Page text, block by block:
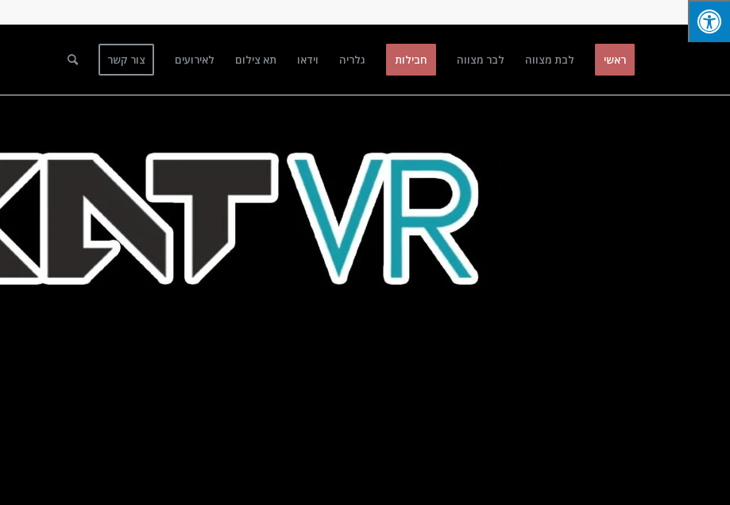
ראשי לבת מצווה לבר מצווה חבילות גלריה וידאו תא צילום לאירועים צור קשר